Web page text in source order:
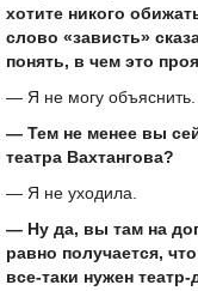
хотите никого
слово «зависть»
понять, в чем это
— Я не могу объяснить.
— Тем не менее вы
театра Вахтангова?
— Я не уходила.
— Ну да, вы там на
равно получается,
все-таки нужен